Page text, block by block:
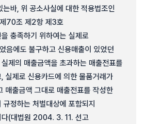
는바, 위 공소사실에 대한 적용법조인
70조 제2항 제3호
충족하기 위하여는 실제로
음에도 불구하고 신용매출이 있었던
제의 매출금액을 초과하는 매출전표를
실제로 신용카드에 의한 물품거래가
매출금액 그대로 매출전표를 작성한
정하는 처벌대상에 포함되지
다(대법원 2004. 3. 11. 선고